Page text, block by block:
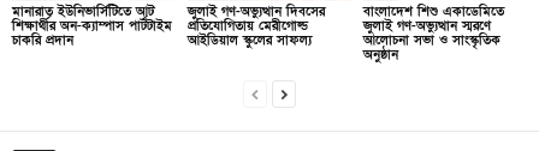
মানারাত ইউনিভার্সিটিতে আট
শিক্ষার্থীর অন-ক্যাম্পাস পার্টটাইম
চাকরি প্রদান
জুলাই গণ-অভ্যুত্থান দিবসের
প্রতিযোগিতায় মেরীগোল্ড
আইডিয়াল স্কুলের সাফল্য
বাংলাদেশ শিশু একাডেমিতে
জুলাই গণ-অভ্যুত্থান স্মরণে
আলোচনা সভা ও সাংস্কৃতিক
অনুষ্ঠান